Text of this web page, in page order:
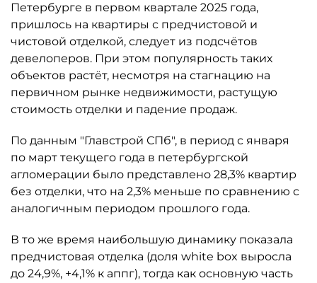
Петербурге в первом квартале 2025 года,
пришлось на квартиры с предчистовой и
чистовой отделкой, следует из подсчётов
девелоперов. При этом популярность таких
объектов растёт, несмотря на стагнацию на
первичном рынке недвижимости, растущую
стоимость отделки и падение продаж.
По данным "Главстрой СПб", в период с января
по март текущего года в петербургской
агломерации было представлено 28,3% квартир
без отделки, что на 2,3% меньше по сравнению с
аналогичным периодом прошлого года.
В то же время наибольшую динамику показала
предчистовая отделка (доля white box выросла
до 24,9%, +4,1% к аппг), тогда как основную часть